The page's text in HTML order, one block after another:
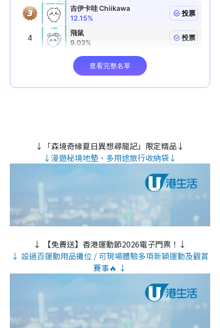
↓「森境奇緣夏日異想尋龍記」限定精品↓
↓漫遊秘境地墊、多用途旅行收納袋↓
↓ 【免費送】香港運動節2026電子門票！↓
↓ 設過百運動用品攤位 / 可現場體驗多項新穎運動及觀賞
賽事🔥 ↓